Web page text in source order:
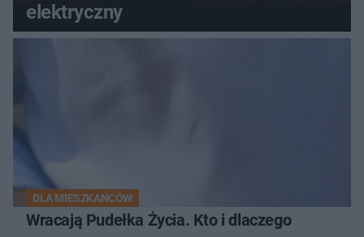
elektryczny
DLA MIESZKAŃCÓW
Wracają Pudełka Życia. Kto i dlaczego